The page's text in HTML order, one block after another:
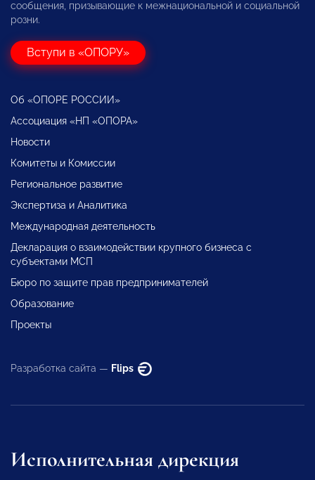
сообщения, призывающие к межнациональной и социальной
розни.
Вступи в «ОПОРУ»
Об «ОПОРЕ РОССИИ»
Ассоциация «НП «ОПОРА»
Новости
Комитеты и Комиссии
Региональное развитие
Экспертиза и Аналитика
Международная деятельность
Декларация о взаимодействии крупного бизнеса с
субъектами МСП
Бюро по защите прав предпринимателей
Образование
Проекты
Разработка сайта — Flips
Исполнительная дирекция